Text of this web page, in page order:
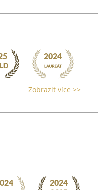
Zobrazit více >>